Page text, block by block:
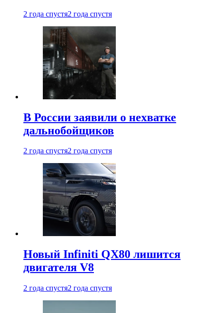
2 года спустя2 года спустя
В России заявили о нехватке
дальнобойщиков
2 года спустя2 года спустя
Новый Infiniti QX80 лишится
двигателя V8
2 года спустя2 года спустя